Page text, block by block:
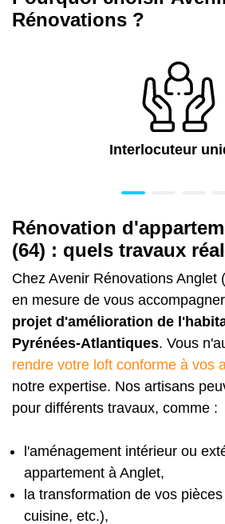
Rénovations ?
Interlocuteur
Rénovation
(64) : quels travaux
Chez Avenir Rénovations Anglet
en mesure de vous
projet d'amélioration de
Pyrénées-Atlantiques. Vous
rendre votre loft conforme à vos
notre expertise. Nos artisans
pour différents travaux, comme :
l'aménagement intérieur ou
appartement à Anglet,
la transformation de vos
cuisine, etc.),